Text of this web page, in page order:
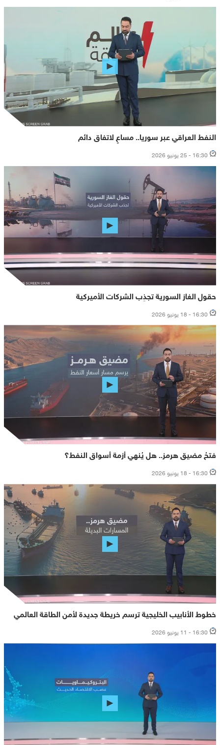
النفط العراقي عبر سوريا.. مساعٍ لاتفاق دائم
16:30 - 25 يونيو 2026
حقول الغاز السورية تجذِب الشركات الأميركية
16:30 - 18 يونيو 2026
فتحُ مضيق هرمز.. هل يُنهي أزمة أسواق النفط؟
16:30 - 18 يونيو 2026
خطوط الأنابيب الخليجية ترسم خريطة جديدة لأمن الطاقة العالمي
16:30 - 11 يونيو 2026